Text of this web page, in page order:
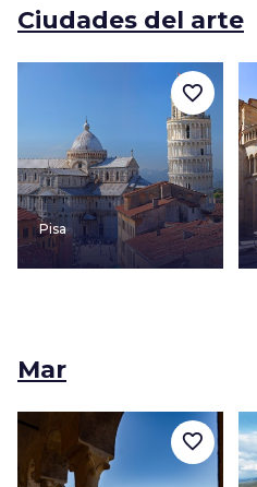
Ciudades del arte
Pisa
favorite_border
Mar
favorite_border